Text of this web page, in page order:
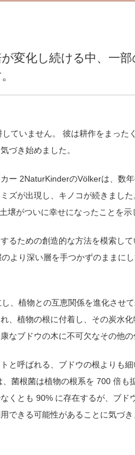
変化し続ける中、一
ていません。 彼は耕作をまった
づき始めました。
ー 2NaturKinderのVölkerは、数
ズが出現し、キノコが続きまし
壌がついに幸せになったことを示
るための創造的な方法を模索し
より深い層を手つかずのままに
、植物との互恵関係を進化させ
、植物の根に付着し、その炭水
なブドウの木に不可欠なその他
と呼ばれる、ブドウの根よりも
菌根菌は植物の根系を 700 倍も
くとも 90% に存在するが、ブド
できる可能性があることに気づき